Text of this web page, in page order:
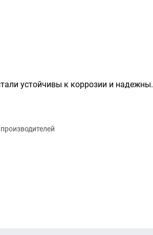
устойчивы к коррозии и надежны.